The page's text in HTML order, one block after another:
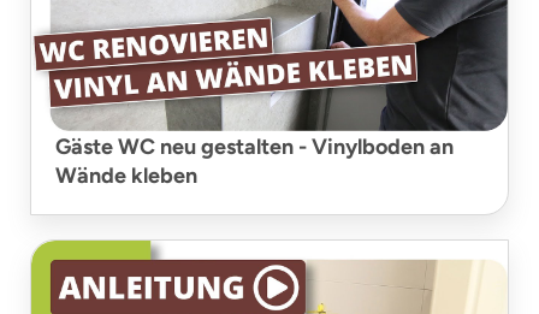
Gäste WC neu gestalten - Vinylboden an
Wände kleben